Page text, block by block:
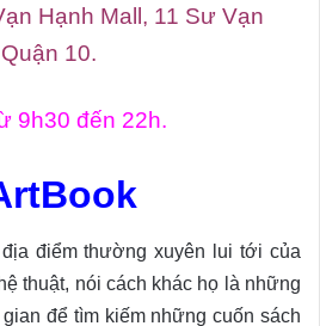
Hạnh Mall, 11 Sư Vạn
10.
9h30 đến 22h.
điểm thường xuyên lui tới của
thuật, nói cách khác họ là những
để tìm kiếm những cuốn sách